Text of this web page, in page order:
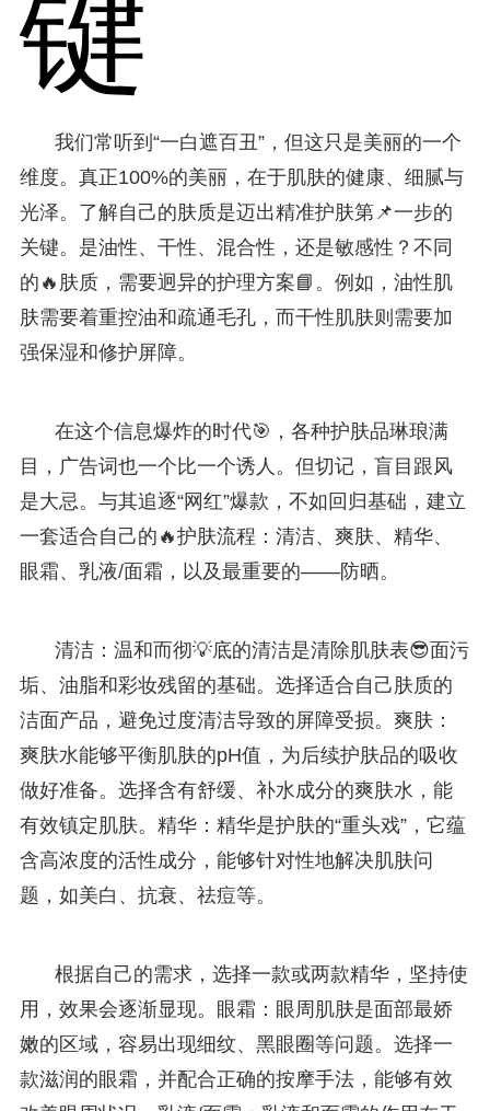
键
我们常听到“一白遮百丑”，但这只是美丽的一个
维度。真正100%的美丽，在于肌肤的健康、细腻与
光泽。了解自己的肤质是迈出精准护肤第📌一步的
关键。是油性、干性、混合性，还是敏感性？不同
的🔥肤质，需要迥异的护理方案📘。例如，油性肌
肤需要着重控油和疏通毛孔，而干性肌肤则需要加
强保湿和修护屏障。
在这个信息爆炸的时代🎯，各种护肤品琳琅满
目，广告词也一个比一个诱人。但切记，盲目跟风
是大忌。与其追逐“网红”爆款，不如回归基础，建立
一套适合自己的🔥护肤流程：清洁、爽肤、精华、
眼霜、乳液/面霜，以及最重要的——防晒。
清洁：温和而彻💡底的清洁是清除肌肤表😎面污
垢、油脂和彩妆残留的基础。选择适合自己肤质的
洁面产品，避免过度清洁导致的屏障受损。爽肤：
爽肤水能够平衡肌肤的pH值，为后续护肤品的吸收
做好准备。选择含有舒缓、补水成分的爽肤水，能
有效镇定肌肤。精华：精华是护肤的“重头戏”，它蕴
含高浓度的活性成分，能够针对性地解决肌肤问
题，如美白、抗衰、祛痘等。
根据自己的需求，选择一款或两款精华，坚持使
用，效果会逐渐显现。眼霜：眼周肌肤是面部最娇
嫩的区域，容易出现细纹、黑眼圈等问题。选择一
款滋润的眼霜，并配合正确的按摩手法，能够有效